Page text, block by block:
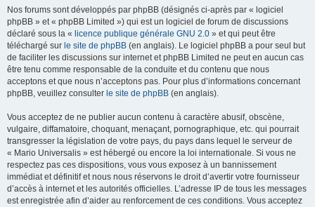
Nos forums sont développés par phpBB (désignés ci-après par « logiciel
phpBB » et « phpBB Limited ») qui est un logiciel de forum de discussions
déclaré sous la « licence publique générale GNU 2.0 » et qui peut être
téléchargé sur le site de phpBB (en anglais). Le logiciel phpBB a pour seul but
de faciliter les discussions sur internet et phpBB Limited ne peut en aucun cas
être tenu comme responsable de la conduite et du contenu que nous
acceptons et que nous n’acceptons pas. Pour plus d’informations concernant
phpBB, veuillez consulter le site de phpBB (en anglais).
Vous acceptez de ne publier aucun contenu à caractère abusif, obscène,
vulgaire, diffamatoire, choquant, menaçant, pornographique, etc. qui pourrait
transgresser la législation de votre pays, du pays dans lequel le serveur de
« Mario Universalis » est hébergé ou encore la loi internationale. Si vous ne
respectez pas ces dispositions, vous vous exposez à un bannissement
immédiat et définitif et nous nous réservons le droit d’avertir votre fournisseur
d’accès à internet et les autorités officielles. L’adresse IP de tous les messages
est enregistrée afin d’aider au renforcement de ces conditions. Vous acceptez